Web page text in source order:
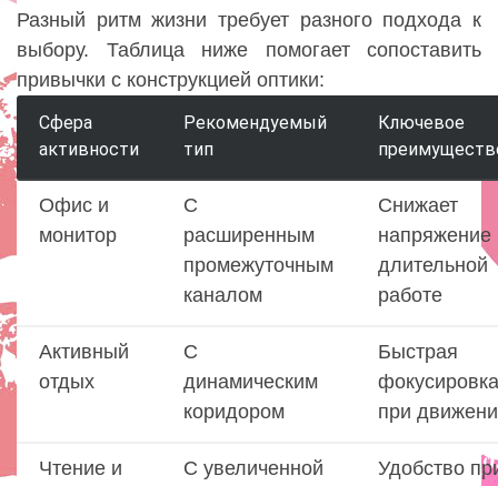
Разный ритм жизни требует разного подхода к
выбору. Таблица ниже помогает сопоставить
привычки с конструкцией оптики:
Сфера
активности
Рекомендуемый
тип
Ключевое
Офис и
монитор
С
расширенным
промежуточным
каналом
Снижает
напряжение
длительной
работе
Активный
отдых
С
динамическим
коридором
Быстрая
фокусировка
при
Чтение и
С увеличенной
Удобство